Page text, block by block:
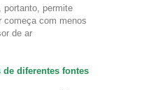
portanto, permite
começa com menos
de ar
de diferentes fontes